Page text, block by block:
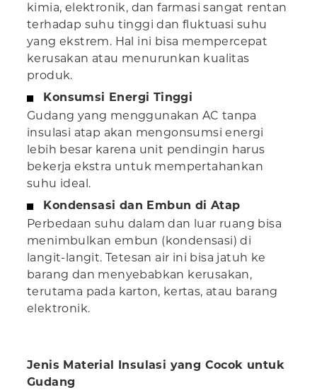
kimia, elektronik, dan farmasi sangat rentan
terhadap suhu tinggi dan fluktuasi suhu
yang ekstrem. Hal ini bisa mempercepat
kerusakan atau menurunkan kualitas
produk.
Konsumsi Energi Tinggi
Gudang yang menggunakan AC tanpa
insulasi atap akan mengonsumsi energi
lebih besar karena unit pendingin harus
bekerja ekstra untuk mempertahankan
suhu ideal.
Kondensasi dan Embun di Atap
Perbedaan suhu dalam dan luar ruang bisa
menimbulkan embun (kondensasi) di
langit-langit. Tetesan air ini bisa jatuh ke
barang dan menyebabkan kerusakan,
terutama pada karton, kertas, atau barang
elektronik.
Jenis Material Insulasi yang Cocok untuk
Gudang